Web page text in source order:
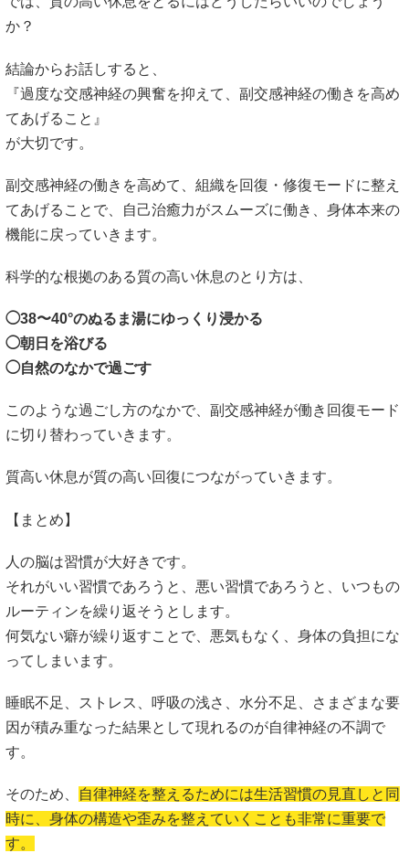
か？
結論からお話しすると、
『過度な交感神経の興奮を抑えて、副交感神経の働きを高め
てあげること』
が大切です。
副交感神経の働きを高めて、組織を回復・修復モードに整え
てあげることで、自己治癒力がスムーズに働き、身体本来の
機能に戻っていきます。
科学的な根拠のある質の高い休息のとり方は、
◯38〜40°のぬるま湯にゆっくり浸かる
◯朝日を浴びる
◯自然のなかで過ごす
このような過ごし方のなかで、副交感神経が働き回復モード
に切り替わっていきます。
質高い休息が質の高い回復につながっていきます。
【まとめ】
人の脳は習慣が大好きです。
それがいい習慣であろうと、悪い習慣であろうと、いつもの
ルーティンを繰り返そうとします。
何気ない癖が繰り返すことで、悪気もなく、身体の負担にな
ってしまいます。
睡眠不足、ストレス、呼吸の浅さ、水分不足、さまざまな要
因が積み重なった結果として現れるのが自律神経の不調で
す。
そのため、
自律神経を整えるためには生活習慣の見直しと同
時に、身体の構造や歪みを整えていくことも非常に重要で
す。